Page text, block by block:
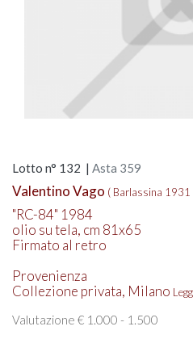
Lotto n° 132 | Asta 359
Valentino Vago ( Barlassina 1931
"RC-84" 1984
olio su tela, cm 81x65
Firmato al retro
Provenienza
Collezione privata, Milano
Valutazione € 1.000 - 1.500